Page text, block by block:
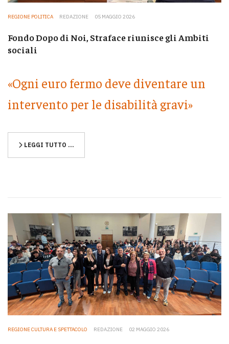
REGIONE POLITICA REDAZIONE 05 MAGGIO 2026
Fondo Dopo di Noi, Straface riunisce gli Ambiti
sociali
«Ogni euro fermo deve diventare un
intervento per le disabilità gravi»
LEGGI TUTTO …
REGIONE CULTURA E SPETTACOLO REDAZIONE 02 MAGGIO 2026